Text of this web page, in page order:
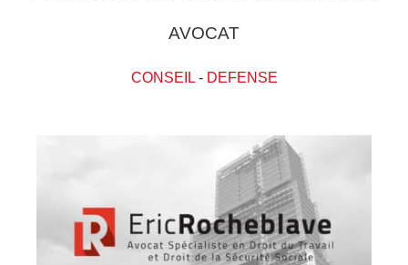
AVOCAT
CONSEIL- DEFENSE